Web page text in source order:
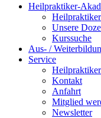
Heilpraktiker-
Unsere
Kurssuche
Aus- /
Service
Kontakt
Anfahrt
Mitglied
Newsletter